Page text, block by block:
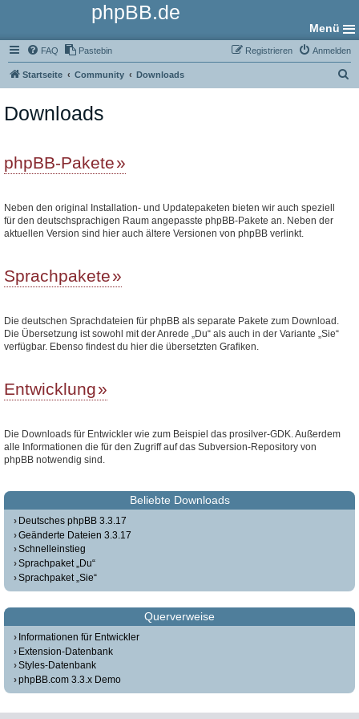
phpBB.de
Menü
FAQ Pastebin Anmelden
Registrieren
Startseite Community Downloads
Downloads
phpBB-Pakete
Neben den original Installation- und Updatepaketen bieten wir auch speziell
für den deutschsprachigen Raum angepasste phpBB-Pakete an. Neben der
aktuellen Version sind hier auch ältere Versionen von phpBB verlinkt.
Sprachpakete
Die deutschen Sprachdateien für phpBB als separate Pakete zum Download.
Die Übersetzung ist sowohl mit der Anrede „Du“ als auch in der Variante „Sie“
verfügbar. Ebenso findest du hier die übersetzten Grafiken.
Entwicklung
Die Downloads für Entwickler wie zum Beispiel das prosilver-GDK. Außerdem
alle Informationen die für den Zugriff auf das Subversion-Repository von
phpBB notwendig sind.
Beliebte Downloads
Deutsches phpBB 3.3.17
Geänderte Dateien 3.3.17
Schnelleinstieg
Sprachpaket „Du“
Sprachpaket „Sie“
Querverweise
Informationen für Entwickler
Extension-Datenbank
Styles-Datenbank
phpBB.com 3.3.x Demo